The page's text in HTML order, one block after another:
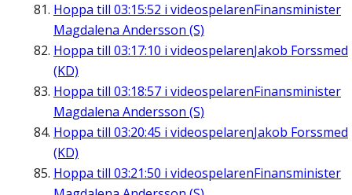
Hoppa till 03:15:52 i videospelarenFinansminister
Magdalena Andersson (S)
Hoppa till 03:17:10 i videospelarenJakob Forssmed
(KD)
Hoppa till 03:18:57 i videospelarenFinansminister
Magdalena Andersson (S)
Hoppa till 03:20:45 i videospelarenJakob Forssmed
(KD)
Hoppa till 03:21:50 i videospelarenFinansminister